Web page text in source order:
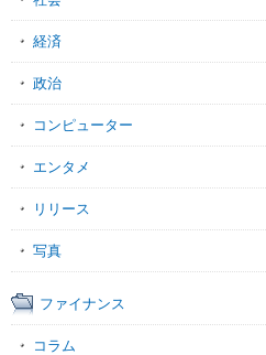
経済
政治
コンピューター
エンタメ
リリース
写真
ファイナンス
コラム